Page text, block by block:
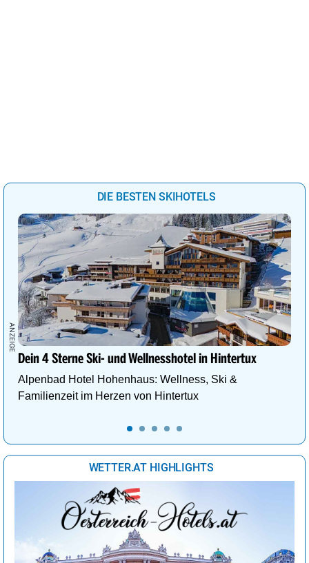
DIE BESTEN SKIHOTELS
Dein 4 Sterne Ski- und Wellnesshotel in Hintertux
Alpenbad Hotel Hohenhaus: Wellness, Ski &
Familienzeit im Herzen von Hintertux
WETTER.AT HIGHLIGHTS